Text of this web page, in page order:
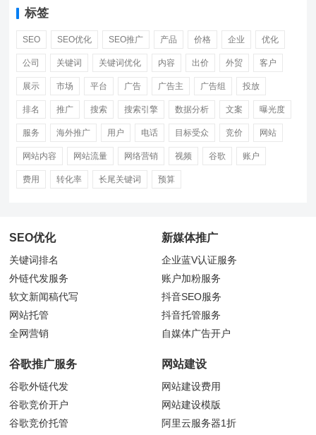
标签
SEO SEO优化 SEO推广 产品 价格 企业 优化
公司 关键词 关键词优化 内容 出价 外贸 客户
展示 市场 平台 广告 广告主 广告组 投放
排名 推广 搜索 搜索引擎 数据分析 文案 曝光度
服务 海外推广 用户 电话 目标受众 竞价 网站
网站内容 网站流量 网络营销 视频 谷歌 账户
费用 转化率 长尾关键词 预算
SEO优化
关键词排名
外链代发服务
软文新闻稿代写
网站托管
全网营销
新媒体推广
企业蓝V认证服务
账户加粉服务
抖音SEO服务
抖音托管服务
自媒体广告开户
谷歌推广服务
谷歌外链代发
谷歌竞价开户
谷歌竞价托管
网站建设
网站建设费用
网站建设模版
阿里云服务器1折